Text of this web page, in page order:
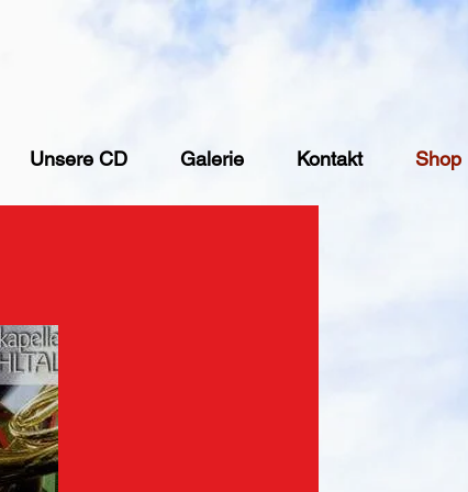
Unsere CD Galerie Kontakt Shop